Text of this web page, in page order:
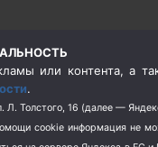
или контента, а
.
Толстого, 16 (далее —
cookie информация не